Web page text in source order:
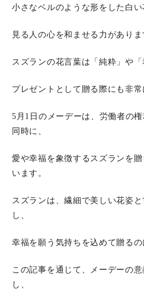
小さなベルのような形をした白い
見る人の心を和ませる力がありま
スズランの花言葉は「純粋」や「
プレゼントとして贈る際にも非常
5月1日のメーデーは、労働者の
同時に、
愛や幸福を象徴するスズランを
います。
スズランは、繊細で美しい花姿
し、
幸福を願う気持ちを込めて贈るの
この記事を通じて、メーデーの
し、